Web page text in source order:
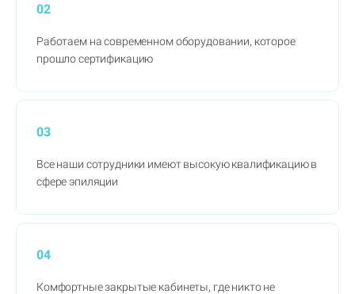
02
Работаем на современном оборудовании, которое
прошло сертификацию
03
Все наши сотрудники имеют высокую квалификацию в
сфере эпиляции
04
Комфортные закрытые кабинеты, где никто не